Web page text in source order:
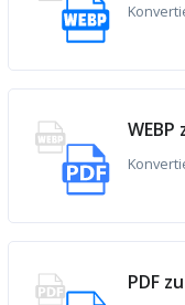
WEBP
PDF